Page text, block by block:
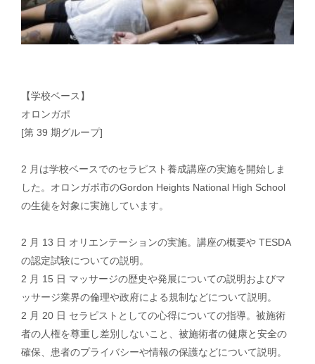
【学校ベース】
オロンガポ
[第 39 期グループ]
2 月は学校ベースでのセラピスト養成講座の実施を開始しま
した。オロンガポ市のGordon Heights National High School
の生徒を対象に実施しています。
2 月 13 日 オリエンテーションの実施。講座の概要や TESDA
の認定試験についての説明。
2 月 15 日 マッサージの歴史や発展についての説明およびマ
ッサージ業界の倫理や政府による規制などについて説明。
2 月 20 日 セラピストとしての心得についての指導。被施術
者の人権を尊重し差別しないこと、被施術者の健康と安全の
確保、患者のプライバシーや情報の保護などについて説明。